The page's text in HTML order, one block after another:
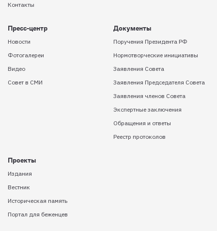
Контакты
Пресс-центр
Новости
Фотогалереи
Видео
Совет в СМИ
Документы
Поручения Президента РФ
Нормотворческие инициативы
Заявления Совета
Заявления Председателя Совета
Заявления членов Совета
Экспертные заключения
Обращения и ответы
Реестр протоколов
Проекты
Издания
Вестник
Историческая память
Портал для беженцев